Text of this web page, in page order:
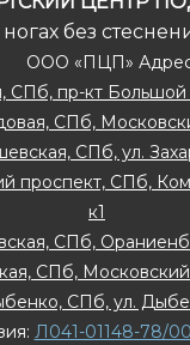
без
ООО «ПЦП»
СПб, пр-кт
СПб,
СПб, ул.
проспект, СПб,
к1
СПб,
СПб, Московский
СПб, ул.
Л041-01148-78/